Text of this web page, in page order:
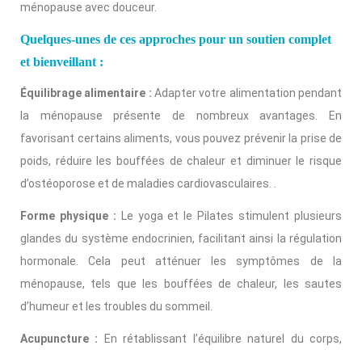
ménopause avec douceur.
Quelques-unes de ces approches pour un soutien complet
et bienveillant :
Équilibrage alimentaire : Adapter votre alimentation pendant
la ménopause présente de nombreux avantages. En
favorisant certains aliments, vous pouvez prévenir la prise de
poids, réduire les bouffées de chaleur et diminuer le risque
d’ostéoporose et de maladies cardiovasculaires. .
Forme physique : Le yoga et le Pilates stimulent plusieurs
glandes du système endocrinien, facilitant ainsi la régulation
hormonale. Cela peut atténuer les symptômes de la
ménopause, tels que les bouffées de chaleur, les sautes
d’humeur et les troubles du sommeil.
Acupuncture : En rétablissant l’équilibre naturel du corps,